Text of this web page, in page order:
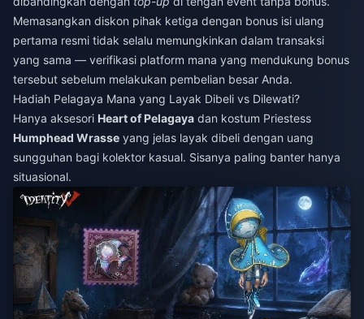
Memasangkan diskon pihak ketiga dengan bonus isi ulang
pertama resmi tidak selalu memungkinkan dalam transaksi
yang sama — verifikasi platform mana yang mendukung bonus
tersebut sebelum melakukan pembelian besar Anda.
Hadiah Pelagaya Mana yang Layak Dibeli vs Dilewati?
Hanya aksesori Heart of Pelagaya dan kostum Priestess
Humphead Wrasse yang jelas layak dibeli dengan uang
sungguhan bagi kolektor kasual. Sisanya paling banter hanya
situasional.